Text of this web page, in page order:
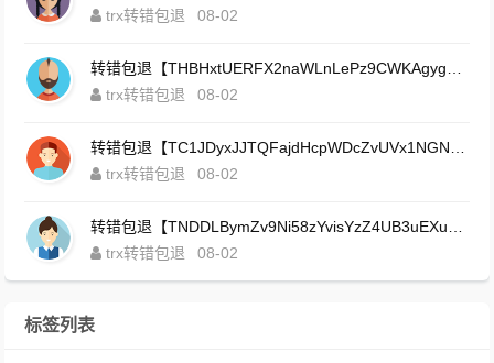
trx转错包退
08-02
trx转错包退
08-02
trx转错包退
08-02
trx转错包退
08-02
标签列表